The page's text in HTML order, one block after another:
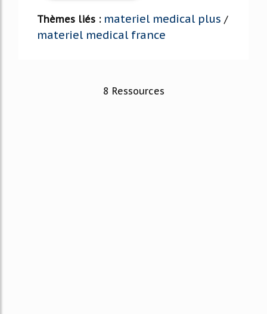
Thèmes liés : materiel medical plus /
materiel medical france
8 Ressources